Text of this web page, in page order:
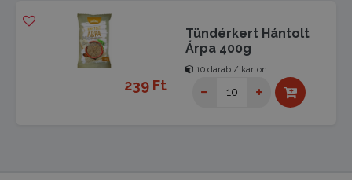
Tündérkert Hántolt
Árpa 400g
10 darab / karton
239 Ft